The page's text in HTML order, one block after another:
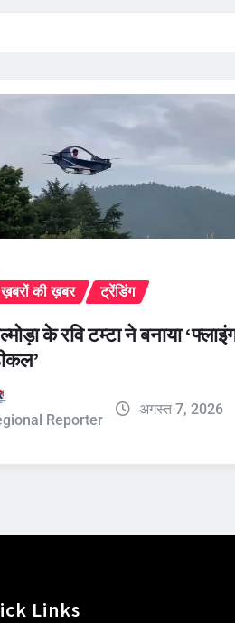
ख़बरों की ख़बर ट्रेंडिंग
के रवि टम्टा ने बनाया
Reporter
अगस्त 7, 2026
Links